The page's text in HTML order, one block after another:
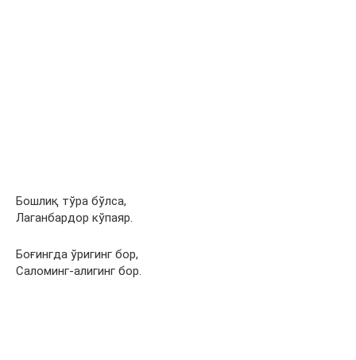
Бошлиқ тўра бўлса,
Лаганбардор кўпаяр.
Боғингда ўригинг бор,
Саломинг-алигинг бор.